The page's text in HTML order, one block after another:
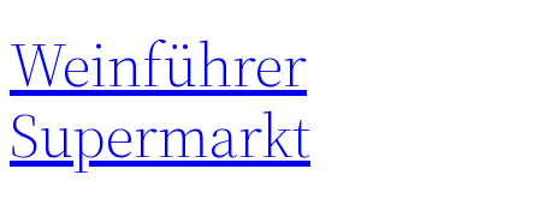
Weinführer
Supermarkt